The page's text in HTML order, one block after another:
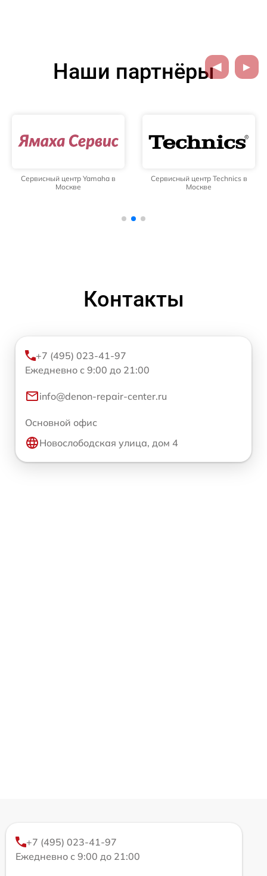
Наши партнёры
Сервисный центр Yamaha в
Москве
Сервисный центр Technics в
Москве
Контакты
+7 (495) 023-41-97
Ежедневно с 9:00 до 21:00
info@denon-repair-center.ru
Основной офис
Новослободская улица, дом 4
+7 (495) 023-41-97
Ежедневно с 9:00 до 21:00